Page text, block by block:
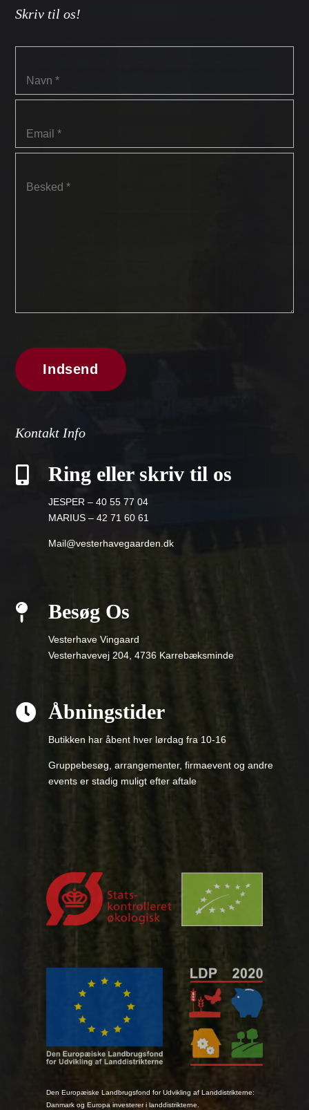
Skriv til os!
Kontakt Info
 Ring eller skriv til os
JESPER – 40 55 77 04
MARIUS – 42 71 60 61
Mail@vesterhavegaarden.dk
 Besøg Os
Vesterhave Vingaard
Vesterhavevej 204, 4736 Karrebæksminde
 Åbningstider
Butikken har åbent hver lørdag fra 10-16
Gruppebesøg, arrangementer, firmaevent og andre
events er stadig muligt efter aftale
Den Europæiske Landbrugsfond for Udvikling af Landdistrikterne:
Danmark og Europa investerer i landdistrikterne.